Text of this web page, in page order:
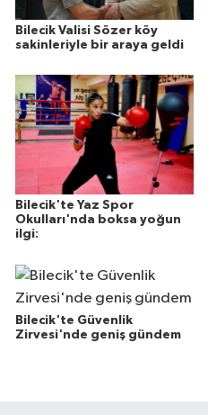
Bilecik Valisi Sözer köy
sakinleriyle bir araya geldi
Bilecik'te Yaz Spor
Okulları'nda boksa yoğun
ilgi:
Bilecik'te Güvenlik
Zirvesi'nde geniş gündem